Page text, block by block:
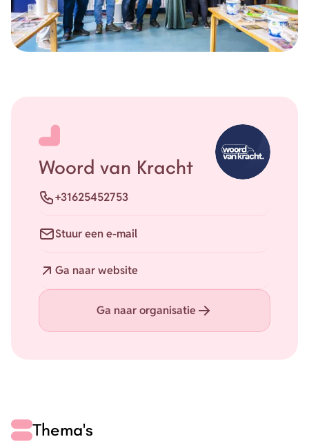
Woord van Kracht
Telefoon
+31625452753
Stuur een e-mail
Ga naar website
Ga naar organisatie
Thema's